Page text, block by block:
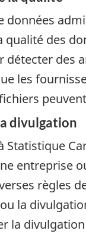
données
qualité des
détecter des
les
divulgation
Statistique
entreprise
règles
la
la